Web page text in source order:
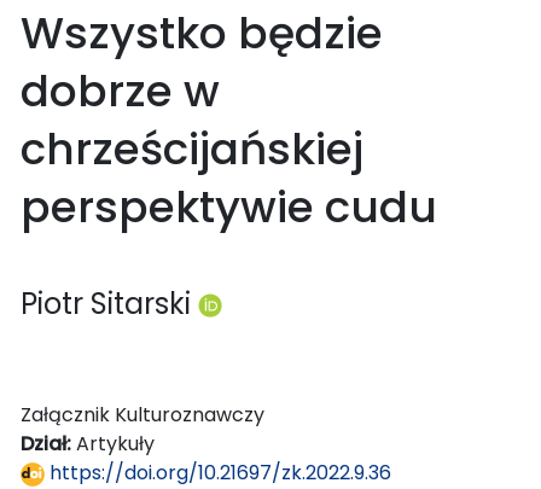
Wszystko będzie
dobrze w
chrześcijańskiej
perspektywie cudu
Piotr Sitarski
Załącznik Kulturoznawczy
Dział:Artykuły
https://doi.org/10.21697/zk.2022.9.36